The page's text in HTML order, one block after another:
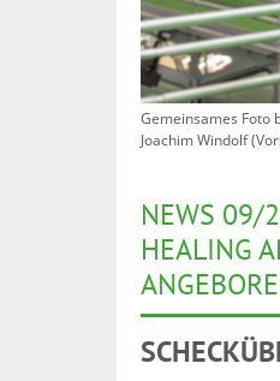
Gemeinsames Foto
Joachim Windolf
NEWS 09/
HEALING